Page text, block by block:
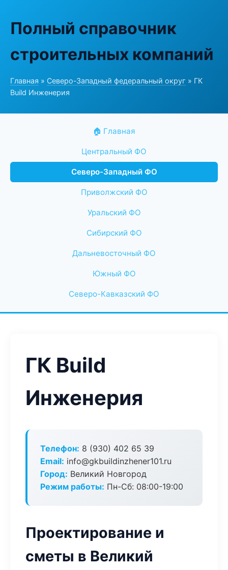
Полный справочник
строительных компаний
Главная » Северо-Западный федеральный округ » ГК
Build Инженерия
🏠 Главная
Центральный ФО
Северо-Западный ФО
Приволжский ФО
Уральский ФО
Сибирский ФО
Дальневосточный ФО
Южный ФО
Северо-Кавказский ФО
ГК Build
Инженерия
Телефон: 8 (930) 402 65 39
Email: info@gkbuildinzhener101.ru
Город: Великий Новгород
Режим работы: Пн-Сб: 08:00-19:00
Проектирование и
сметы в Великий